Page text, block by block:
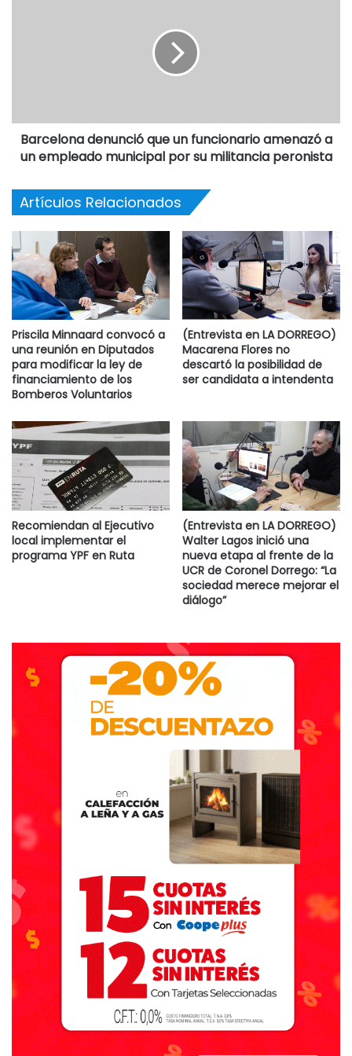
Barcelona denunció que un funcionario amenazó a
un empleado municipal por su militancia peronista
Artículos Relacionados
Priscila Minnaard convocó a
una reunión en Diputados
para modificar la ley de
financiamiento de los
Bomberos Voluntarios
(Entrevista en LA DORREGO)
Macarena Flores no
descartó la posibilidad de
ser candidata a intendenta
Recomiendan al Ejecutivo
local implementar el
programa YPF en Ruta
(Entrevista en LA DORREGO)
Walter Lagos inició una
nueva etapa al frente de la
UCR de Coronel Dorrego: “La
sociedad merece mejorar el
diálogo”